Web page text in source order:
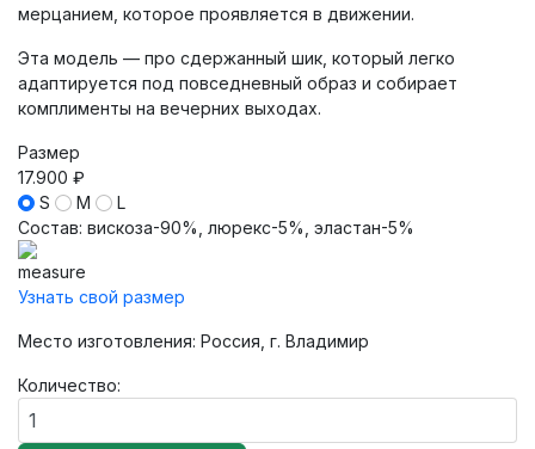
мерцанием, которое проявляется в движении.
Эта модель — про сдержанный шик, который легко
адаптируется под повседневный образ и собирает
комплименты на вечерних выходах.
Размер
17.900 ₽
S
M
L
Состав: вискоза-90%, люрекс-5%, эластан-5%
Узнать свой размер
Место изготовления: Россия, г. Владимир
Количество: